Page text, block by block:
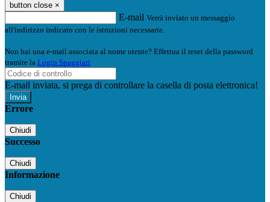
button close ×
E-mail Verrà inviato un messaggio
all'indirizzo indicato con le istruzioni necessarie.
Non hai una e-mail associata al nome utente? Effettua il reset della password
tramite la Login Spaggiari
E-mail inviata, si prega di controllare la casella di posta elettronica!
Errore
Chiudi
Successo
Chiudi
Informazione
Chiudi